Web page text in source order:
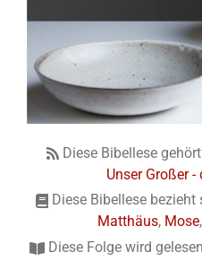
Diese Bibellese
Unser Großer
Diese Bibellese
Matthäus, Mose,
Diese Folge wird